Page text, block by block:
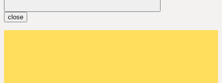
close